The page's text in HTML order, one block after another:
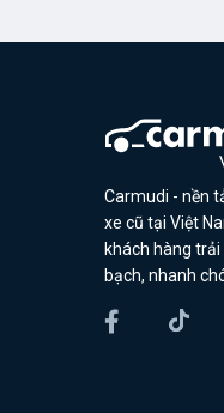
Carmudi - nền
xe cũ tại Việt
khách hàng
bạch, nhanh